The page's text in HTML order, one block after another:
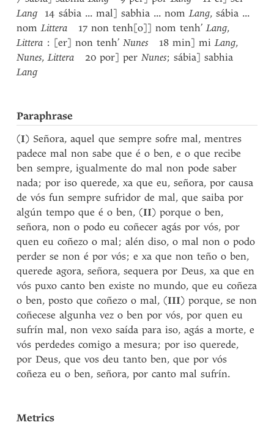
Lang 14 sábia ... mal] sabhia ... nomLang, sábia ...
nom Littera 17 non tenh[o]] nom tenh’Lang,
Littera : [er] non tenh’Nunes 18 min] miLang,
Nunes, Littera 20 por] perNunes; sábia] sabhia
Lang
Paraphrase
(I) Señora, aquel que sempre sofre mal, mentres
padece mal non sabe que é o ben, e o que recibe
ben sempre, igualmente do mal non pode saber
nada; por iso querede, xa que eu, señora, por causa
de vós fun sempre sufridor de mal, que saiba por
algún tempo que é o ben, (II) porque o ben,
señora, non o podo eu coñecer agás por vós, por
quen eu coñezo o mal; alén diso, o mal non o podo
perder se non é por vós; e xa que non teño o ben,
querede agora, señora, sequera por Deus, xa que en
vós puxo canto ben existe no mundo, que eu coñeza
o ben, posto que coñezo o mal, (III) porque, se non
coñecese algunha vez o ben por vós, por quen eu
sufrín mal, non vexo saída para iso, agás a morte, e
vós perdedes comigo a mesura; por iso querede,
por Deus, que vos deu tanto ben, que por vós
coñeza eu o ben, señora, por canto mal sufrín.
Metrics